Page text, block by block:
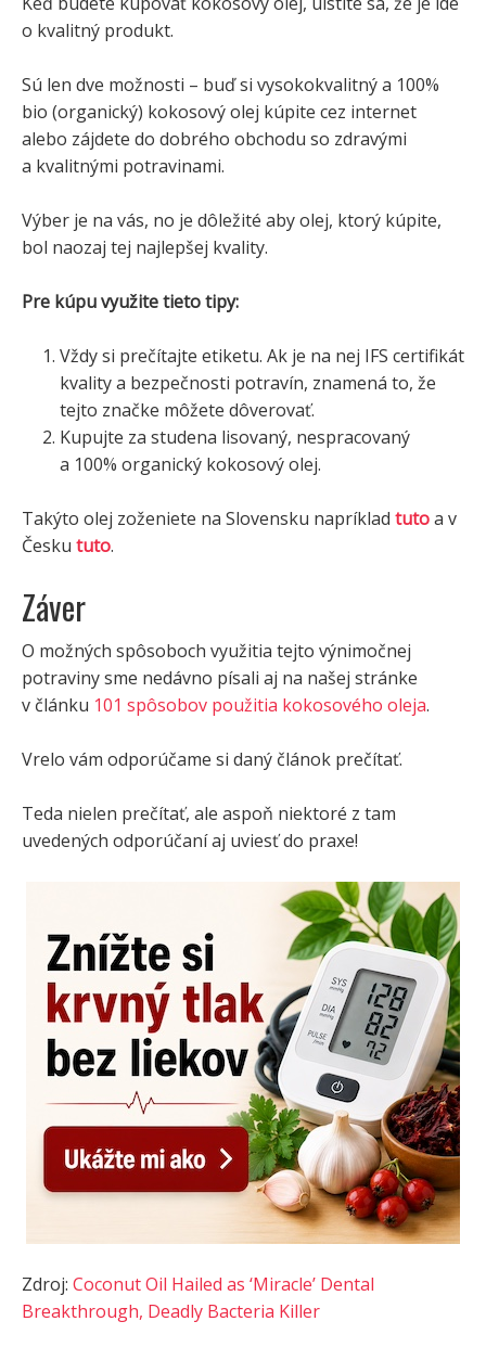
o kvalitný produkt.
Sú len dve možnosti – buď si vysokokvalitný a 100%
bio (organický) kokosový olej kúpite cez internet
alebo zájdete do dobrého obchodu so zdravými
a kvalitnými potravinami.
Výber je na vás, no je dôležité aby olej, ktorý kúpite,
bol naozaj tej najlepšej kvality.
Pre kúpu využite tieto tipy:
Vždy si prečítajte etiketu. Ak je na nej IFS certifikát
kvality a bezpečnosti potravín, znamená to, že
tejto značke môžete dôverovať.
Kupujte za studena lisovaný, nespracovaný
a 100% organický kokosový olej.
Takýto olej zoženiete na Slovensku napríklad tutoa v
Česku tuto.
Záver
O možných spôsoboch využitia tejto výnimočnej
potraviny sme nedávno písali aj na našej stránke
v článku 101 spôsobov použitia kokosového oleja.
Vrelo vám odporúčame si daný článok prečítať.
Teda nielen prečítať, ale aspoň niektoré z tam
uvedených odporúčaní aj uviesť do praxe!
Zdroj: Coconut Oil Hailed as ‘Miracle’ Dental
Breakthrough, Deadly Bacteria Killer